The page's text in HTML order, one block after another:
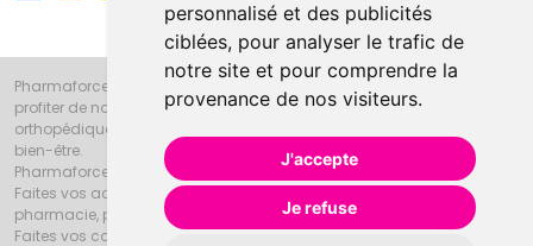
personnalisé et des publicités
ciblées, pour analyser le trafic de
notre site et pour comprendre la
provenance de nos visiteurs.
J'accepte
Je refuse
Pharmaforce.fr et la Grande Pharmacie d’Amiens vous souhaitent de
profiter de notre accueil, de nos conseils pharmaceutiques,
orthopédiques, homéopathiques, parapharmaceutiques, beauté et
bien-être.
Pharmaforce.fr est le site internet de la Grande Pharmacie d’Amiens.
Faites vos achats en ligne grâce à un choix de 20000 références en
pharmacie, parapharmacie, diététique et animaux (vétérinaire).
Faites vos courses de pharmacie et parapharmacie en ligne et venez